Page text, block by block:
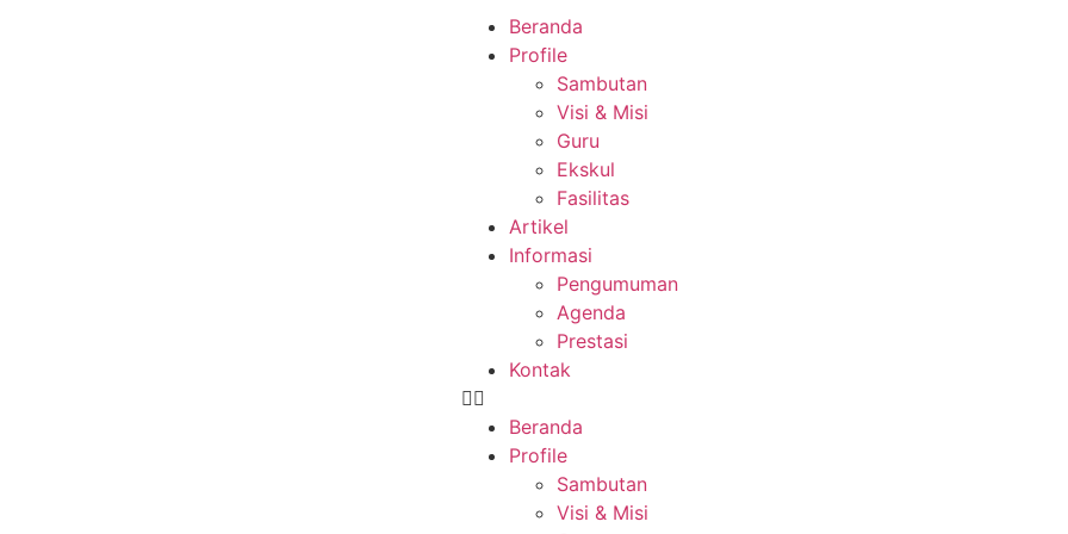
Beranda
Profile
Sambutan
Visi & Misi
Guru
Ekskul
Fasilitas
Artikel
Informasi
Pengumuman
Agenda
Prestasi
Kontak
Beranda
Profile
Sambutan
Visi & Misi